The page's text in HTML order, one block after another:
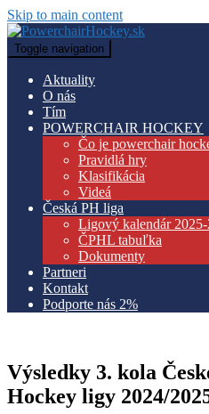
Skip to main content
Toggle navigation
Aktuality
O nás
Tím
POWERCHAIR HOCKEY
Čo je powerchair
Pravidlá hry
Klasifikácia
Videá
Česká PH liga
Ligový kalendár
ČPHL tabuľka
Dokumenty
Partneri
Kontakt
Podporte nás 2%
Výsledky 3. kola
Hockey ligy 2024/